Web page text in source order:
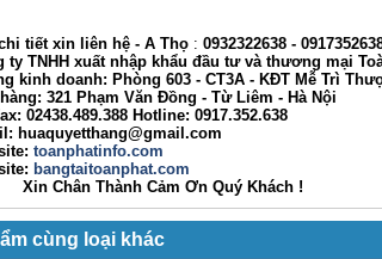
tiết xin liên hệ - A Thọ : 0932322638 -
TNHH xuất nhập khẩu đầu tư và thương mại
doanh: Phòng 603 - CT3A - KĐT Mễ Trì
321 Phạm Văn Đồng - Từ Liêm - Hà Nội
02438.489.388 Hotline: 0917.352.638
toanphatinfo.com
bangtaitoanphat.com
Thành Cảm Ơn Quý Khách !
cùng loại khác